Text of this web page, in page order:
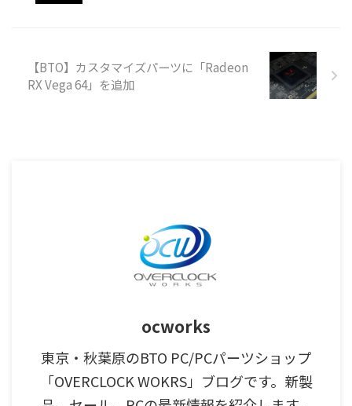
【BTO】カスタマイズパーツに「Radeon
RX Vega 64」を追加
ocworks
東京・秋葉原のBTO PC/PCパーツショップ
「OVERCLOCK WOKRS」ブログです。新製